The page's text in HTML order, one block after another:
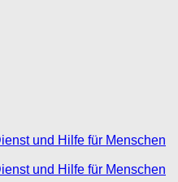
und Hilfe für Menschen
und Hilfe für Menschen